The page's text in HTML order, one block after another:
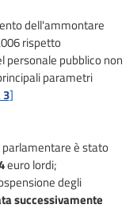
dell'ammontare
rispetto
pubblico non
parametri
3]
parlamentare è stato
euro lordi;
degli
successivamente